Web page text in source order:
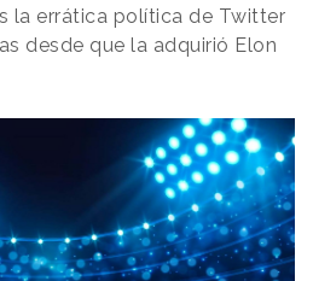
la errática política de Twitter
desde que la adquirió Elon